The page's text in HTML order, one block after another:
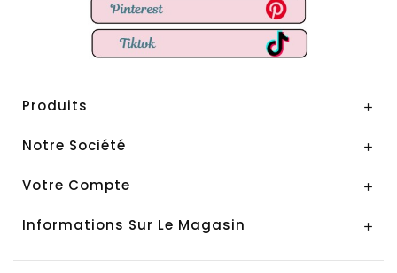
Produits 
Notre Société 
Votre Compte 
Informations Sur Le Magasin 